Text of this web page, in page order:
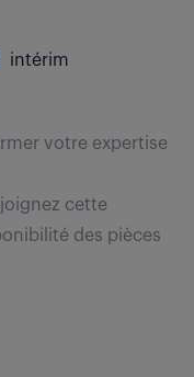
intérim
votre expertise
cette
des pièces